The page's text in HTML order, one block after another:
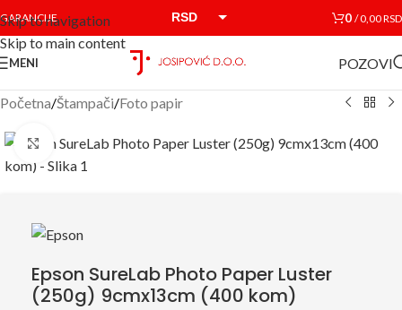
Skip to navigation
Skip to main content
GARANCIJE RSD 0 /0,00RSD
MENI POZOVI
Početna/Štampači/Foto papir
Click to enlarge
Epson SureLab Photo Paper Luster
(250g) 9cmx13cm (400 kom)